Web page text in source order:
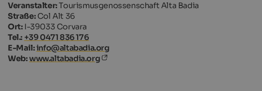
Veranstalter:Tourismusgenossenschaft Alta Badia
Straße:Col Alt 36
Ort:I-39033 Corvara
Tel.: +39 0471 836 176
E-Mail:info@altabadia.org
Web:www.altabadia.org